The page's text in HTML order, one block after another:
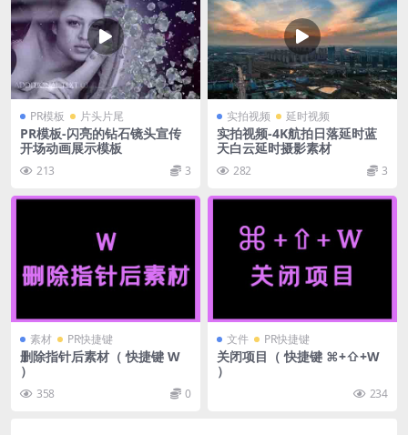
PR模板 片头片尾
PR模板-闪亮的钻石镜头宣传
开场动画展示模板
213 3
实拍视频 延时视频
实拍视频-4K航拍日落延时蓝
天白云延时摄影素材
282 3
素材 PR快捷键
删除指针后素材（ 快捷键 W
）
358 0
文件 PR快捷键
关闭项目（ 快捷键 ⌘+⇧+W
）
234